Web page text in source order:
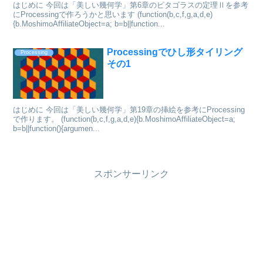
はじめに 今回は「美しい幾何学」第6章のピタゴラスの定理Ⅱを参考
にProcessingで作ろうかと思います (function(b,c,f,g,a,d,e)
{b.MoshimoAffiliateObject=a; b=b||function...
Processing
Processingでひし形タイリング
その1
はじめに 今回は「美しい幾何学」第19章の挿絵を参考にProcessing
で作ります。 (function(b,c,f,g,a,d,e){b.MoshimoAffiliateObject=a;
b=b||function(){argumen...
スポンサーリンク